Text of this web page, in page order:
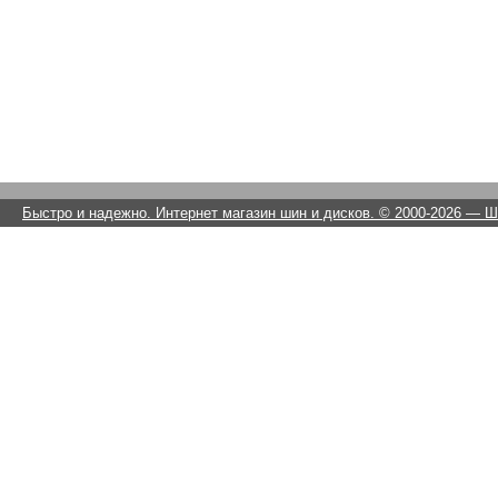
Быстро и надежно. Интернет магазин шин и дисков. © 2000-2026 —